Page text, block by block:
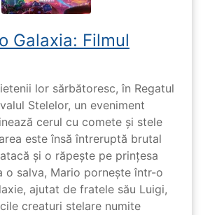
Galaxia: Filmul
lor sărbătoresc, în Regatul
Stelelor, un eveniment
cerul cu comete și stele
este însă întreruptă brutal
și o răpește pe prinţesa
o salva, Mario pornește într-o
ajutat de fratele său Luigi,
creaturi stelare numite